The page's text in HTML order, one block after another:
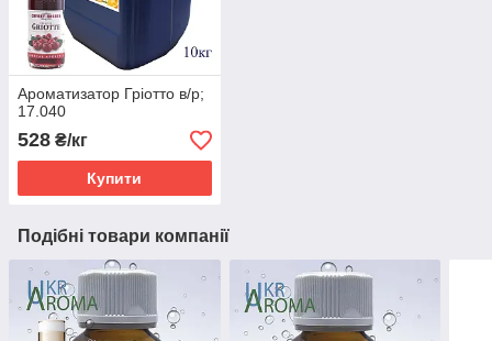
Ароматизатор Гріотто в/р;
17.040
528 ₴/кг
Купити
Подібні товари компанії